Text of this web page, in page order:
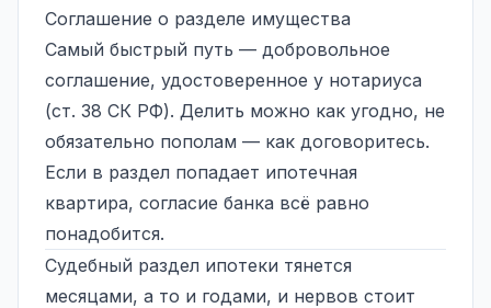
Соглашение о разделе имущества
Самый быстрый путь — добровольное
соглашение, удостоверенное у нотариуса
(ст. 38 СК РФ). Делить можно как угодно, не
обязательно пополам — как договоритесь.
Если в раздел попадает ипотечная
квартира, согласие банка всё равно
понадобится.
Судебный раздел ипотеки тянется
месяцами, а то и годами, и нервов стоит